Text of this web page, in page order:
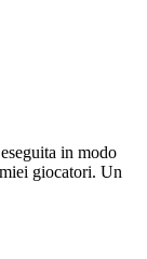
in modo
giocatori. Un